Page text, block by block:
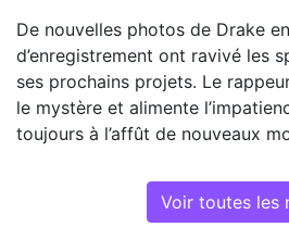
De nouvelles photos de Drake
d’enregistrement ont ravivé les
ses prochains projets. Le
le mystère et alimente
toujours à l’affût de nouveaux
Voir toutes les